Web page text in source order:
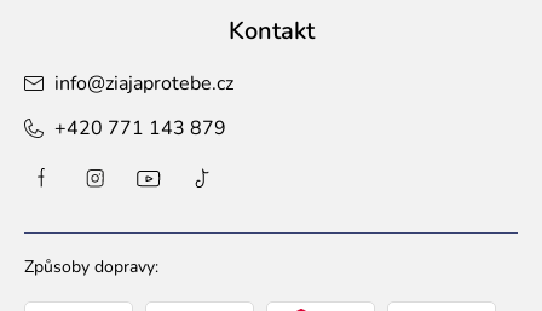
Kontakt
info@ziajaprotebe.cz
+420 771 143 879
Způsoby dopravy: